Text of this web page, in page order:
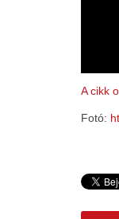
A cikk
Fotó: